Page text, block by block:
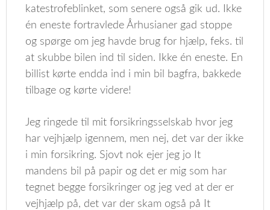
katestrofeblinket, som senere også gik ud. Ikke
én eneste fortravlede Århusianer gad stoppe
og spørge om jeg havde brug for hjælp, feks. til
at skubbe bilen ind til siden. Ikke én eneste. En
billist kørte endda ind i min bil bagfra, bakkede
tilbage og kørte videre!
Jeg ringede til mit forsikringsselskab hvor jeg
har vejhjælp igennem, men nej, det var der ikke
i min forsikring. Sjovt nok ejer jeg jo It
mandens bil på papir og det er mig som har
tegnet begge forsikringer og jeg ved at der er
vejhjælp på, det var der skam også på It